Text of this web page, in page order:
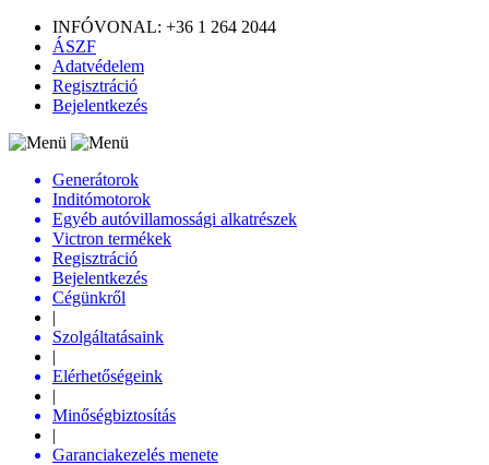
INFÓVONAL: +36 1 264 2044
ÁSZF
Adatvédelem
Regisztráció
Bejelentkezés
Generátorok
Inditómotorok
Egyéb autóvillamossági alkatrészek
Victron termékek
Regisztráció
Bejelentkezés
Cégünkről
|
Szolgáltatásaink
|
Elérhetőségeink
|
Minőségbiztosítás
|
Garanciakezelés menete